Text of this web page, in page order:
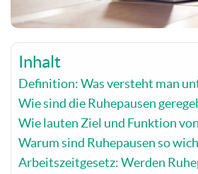
Inhalt
Definition: Was versteht man
Wie sind die Ruhepausen
Wie lauten Ziel und Funktion
Warum sind Ruhepausen so
Arbeitszeitgesetz: Werden